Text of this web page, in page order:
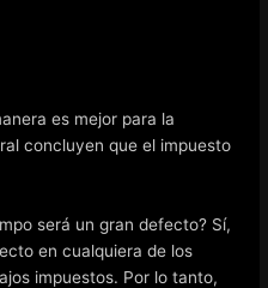
es mejor para la
concluyen que el impuesto
será un gran defecto? Sí,
en cualquiera de los
impuestos. Por lo tanto,